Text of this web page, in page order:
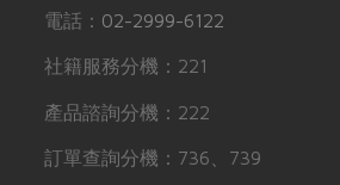
電話： 02-2999-6122
社籍服務分機：221
產品諮詢分機：222
訂單查詢分機：736、739